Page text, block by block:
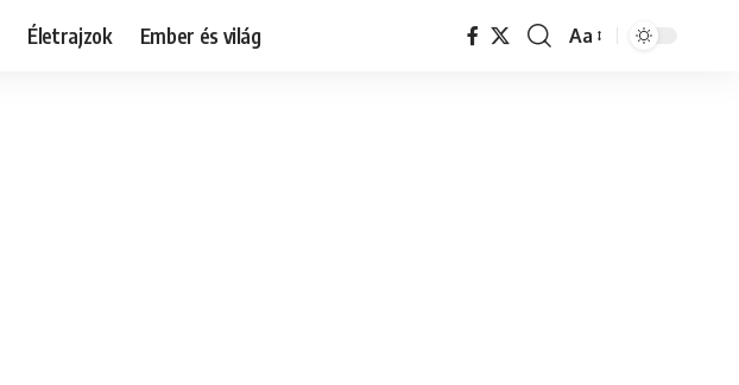
Életrajzok Ember és világ
Font
Aa